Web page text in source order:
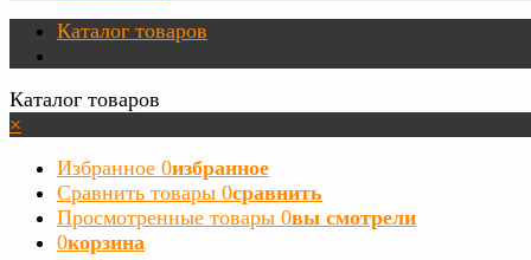
Каталог товаров
Каталог товаров
×
Избранное 0избранное
Сравнить товары 0сравнить
Просмотренные товары 0вы смотрели
0корзина